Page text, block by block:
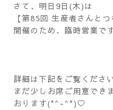
さて、明日9日(木)は
【第85回 生産者さんと
開催のため、臨時営業
詳細は下記をご覧くださ
まだ少しお席ご用意でき
おります(*^-^*)♡